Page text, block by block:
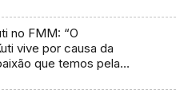
no FMM: “O
vive por causa da
que temos pela